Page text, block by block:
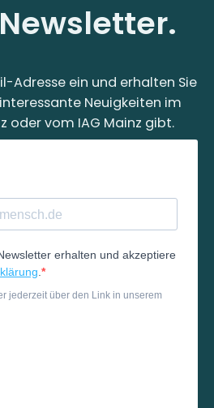
Adresse ein und erhalten Sie
Neuigkeiten im
oder vom IAG Mainz gibt.